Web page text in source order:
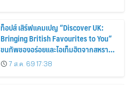
ท็อปส์ เสิร์ฟแคมเปญ “Discover UK:
Bringing British Favourites to You”
ขนทัพของอร่อยและไอเท็มฮิตจากสหราช
อาณาจักร ส่งตรงถึงมือตั้งแต่วันนี้ – 18
สิงหาคมนี้
7 ส.ค. 69 17:38